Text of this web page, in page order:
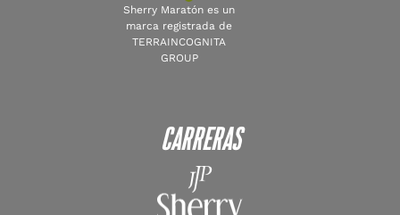
Sherry Maratón es un
marca registrada de
TERRAINCOGNITA
GROUP
Carreras